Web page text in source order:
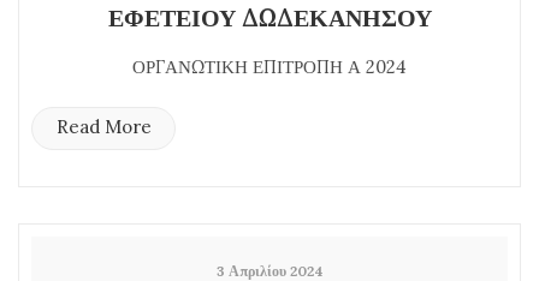
ΕΦΕΤΕΙΟΥ ΔΩΔΕΚΑΝΗΣΟΥ
ΟΡΓΑΝΩΤΙΚΗ ΕΠΙΤΡΟΠΗ Α 2024
Read More
3 Απριλίου 2024